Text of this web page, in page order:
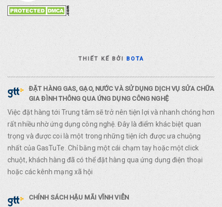
THIẾT KẾ BỞIBOTA
ĐẶT HÀNG GAS, GẠO, NƯỚC VÀ SỬ DỤNG DỊCH VỤ SỬA CHỮA
GIA ĐÌNH THÔNG QUA ỨNG DỤNG CÔNG NGHỆ
Việc đặt hàng tới Trung tâm sẽ trở nên tiện lợi và nhanh chóng hơn
rất nhiều nhờ ứng dụng công nghệ. Đây là điểm khác biệt quan
trọng và được coi là một trong những tiện ích được ưa chuộng
nhất của GasTuTe. Chỉ bằng một cái chạm tay hoặc một click
chuột, khách hàng đã có thể đặt hàng qua ứng dụng điện thoại
hoặc các kênh mạng xã hội
CHÍNH SÁCH HẬU MÃI VĨNH VIỄN